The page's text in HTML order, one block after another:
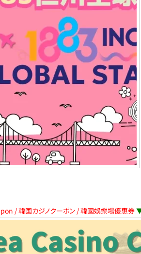
/ 韓国カジノクーポン / 韓國娛樂場優惠券